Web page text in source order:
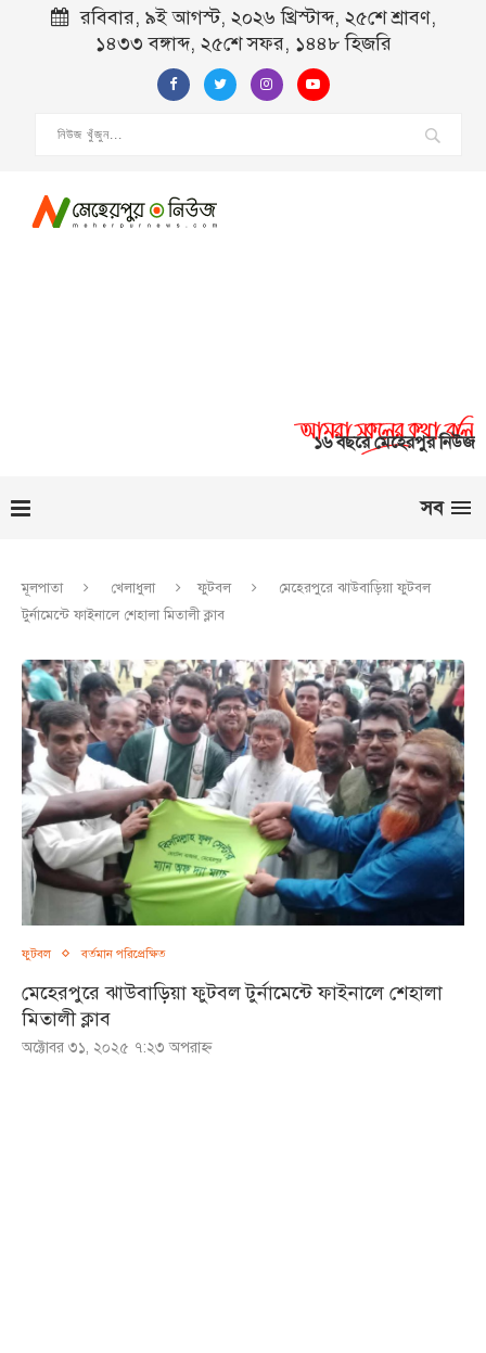
রবিবার, ৯ই আগস্ট, ২০২৬ খ্রিস্টাব্দ, ২৫শে শ্রাবণ,
১৪৩৩ বঙ্গাব্দ, ২৫শে সফর, ১৪৪৮ হিজরি
১৬ বছরে মেহেরপুর নিউজ
সব
মূলপাতা খেলাধুলা ফুটবল
মেহেরপুরে ঝাউবাড়িয়া ফুটবল
টুর্নামেন্টে ফাইনালে শেহালা মিতালী ক্লাব
ফুটবল বর্তমান পরিপ্রেক্ষিত
মেহেরপুরে ঝাউবাড়িয়া ফুটবল টুর্নামেন্টে ফাইনালে শেহালা
মিতালী ক্লাব
অক্টোবর ৩১, ২০২৫ ৭:২৩ অপরাহ্ণ